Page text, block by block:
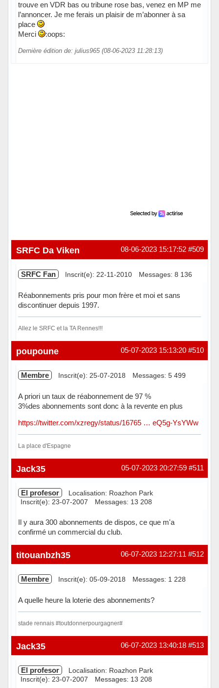
trouve en VDR bas ou tribune rose bas, venez en MP me
l’annoncer. Je me ferais un plaisir de m’abonner à sa
place
Merci
:oops:
Dernière édition de: julius965 (08-06-2023 11:28:13)
#509
08-06-2023 15:17:52
SRFC Da Viken
SRFC Fan Inscrit(e): 22-11-2010 Messages: 8 136
Réabonnements pris pour mon frère et moi et sans
discontinuer depuis 1997.
Allez le SRFC et la TA Rennes!!!
Hors ligne #510
05-07-2023 15:13:20
poupoune
Membre Inscrit(e): 25-07-2018 Messages: 5 499
A priori un taux de réabonnement de 97 %
3%des abonnements sont donc à la revente en plus
https://twitter.com/xzregy/status/16765 … eQ5g-YsYWw
La place d'Espagne
Hors ligne #511
05-07-2023 20:27:59
Jack35
El profesor
Localisation: Roazhon Park
Inscrit(e): 23-07-2007
Messages: 13 208
Il y aura 300 abonnements de dispos, ce que m'a
confirmé un commercial du club.
Hors ligne #512
06-07-2023 12:27:11
titouanbzh35
Membre Inscrit(e): 05-09-2018 Messages: 1 228
A quelle heure la loterie des abonnements?
stade rennais #toutdonnerpourgagner#
Hors ligne #513
06-07-2023 13:40:18
Jack35
El profesor
Localisation: Roazhon Park
Inscrit(e): 23-07-2007
Messages: 13 208